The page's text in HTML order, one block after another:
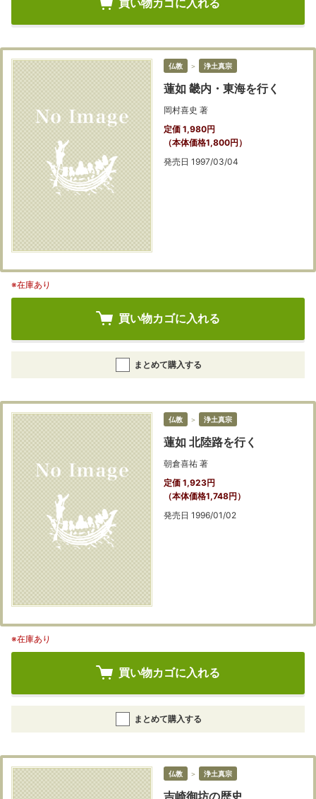
仏教 ＞ 浄土真宗
蓮如 畿内・東海を行く
岡村喜史 著
定価 1,980円
（本体価格1,800円）
発売日 1997/03/04
※在庫あり
買い物カゴに入れる
まとめて購入する
仏教 ＞ 浄土真宗
蓮如 北陸路を行く
朝倉喜祐 著
定価 1,923円
（本体価格1,748円）
発売日 1996/01/02
※在庫あり
買い物カゴに入れる
まとめて購入する
仏教 ＞ 浄土真宗